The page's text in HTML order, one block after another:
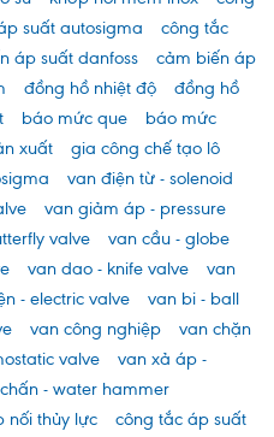
suất autosigma
công tắc
áp suất danfoss
cảm biến áp
đồng hồ nhiệt độ
đồng hồ
báo mức que
báo mức
xuất
gia công chế tạo lô
van điện từ - solenoid
van giảm áp - pressure
valve
van cầu - globe
van dao - knife valve
van
- electric valve
van bi - ball
van công nghiệp
van chặn
valve
van xả áp -
- water hammer
nối thủy lực
công tắc áp suất